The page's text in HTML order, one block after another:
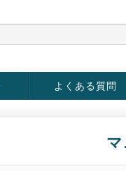
よくある質問